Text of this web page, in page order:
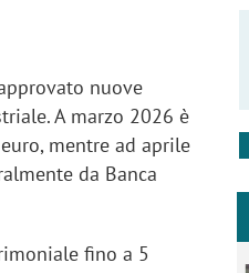
nuove
A marzo 2026 è
mentre ad aprile
da Banca
fino a 5